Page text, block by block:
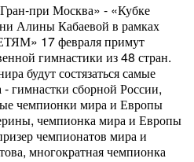
при Москва» - «Кубке
Алины Кабаевой в рамках
17 февраля примут
гимнастики из 48 стран.
будут состязаться самые
гимнастки сборной России,
чемпионки мира и Европы
чемпионка мира и Европы
чемпионатов мира и
многократная чемпионка